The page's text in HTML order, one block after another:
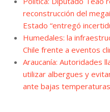
reconstrucción del
Estado “entregó
Humedales: la
Chile frente a eventos
Araucanía: Autoridades
utilizar albergues y
ante bajas temperaturas